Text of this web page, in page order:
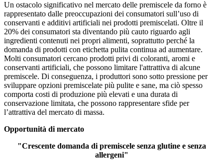
Un ostacolo significativo nel mercato delle premiscele da forno è
rappresentato dalle preoccupazioni dei consumatori sull’uso di
conservanti e additivi artificiali nei prodotti premiscelati. Oltre il
20% dei consumatori sta diventando più cauto riguardo agli
ingredienti contenuti nei propri alimenti, soprattutto perché la
domanda di prodotti con etichetta pulita continua ad aumentare.
Molti consumatori cercano prodotti privi di coloranti, aromi e
conservanti artificiali, che possono limitare l'attrattiva di alcune
premiscele. Di conseguenza, i produttori sono sotto pressione per
sviluppare opzioni premiscelate più pulite e sane, ma ciò spesso
comporta costi di produzione più elevati e una durata di
conservazione limitata, che possono rappresentare sfide per
l’attrattiva del mercato di massa.
Opportunità di mercato
"Crescente domanda di premiscele senza glutine e senza
allergeni"